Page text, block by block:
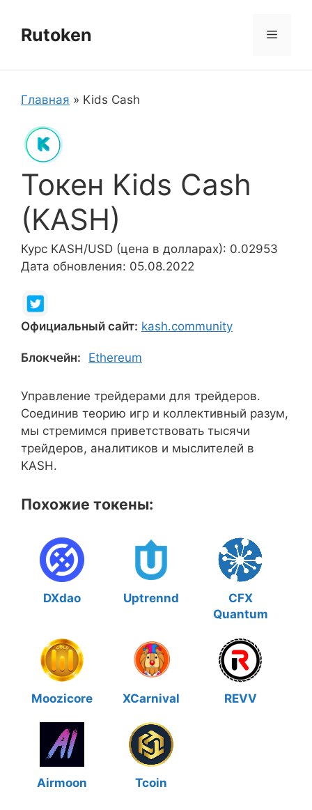
содержимому
Rutoken Меню
Главная » Kids Cash
Токен Kids Cash
(KASH)
Курс KASH/USD (цена в долларах): 0.02953
Дата обновления: 05.08.2022
Официальный сайт: kash.community
Блокчейн: Ethereum
Управление трейдерами для трейдеров.
Соединив теорию игр и коллективный разум,
мы стремимся приветствовать тысячи
трейдеров, аналитиков и мыслителей в
KASH.
Похожие токены:
DXdao Uptrennd
CFX
Quantum
Moozicore XCarnival REVV
Airmoon Tcoin